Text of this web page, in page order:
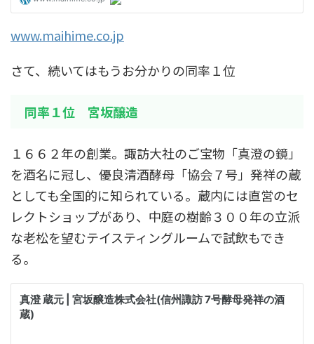
www.maihime.co.jp
さて、続いてはもうお分かりの同率１位
同率１位 宮坂醸造
１６６２年の創業。諏訪大社のご宝物「真澄の鏡」
を酒名に冠し、優良清酒酵母「協会７号」発祥の蔵
としても全国的に知られている。蔵内には直営のセ
レクトショップがあり、中庭の樹齢３００年の立派
な老松を望むテイスティングルームで試飲もでき
る。